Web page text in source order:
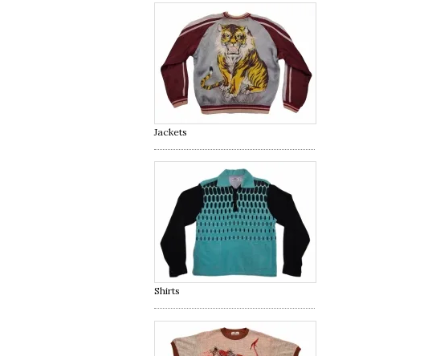
Jackets
Shirts